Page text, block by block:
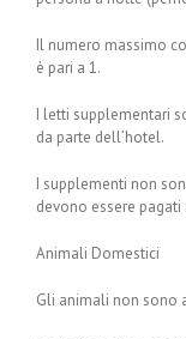
Il numero massimo
è pari a 1.
I letti supplementari
da parte dell’hotel.
I supplementi non
devono essere
Animali Domestici
Gli animali non sono